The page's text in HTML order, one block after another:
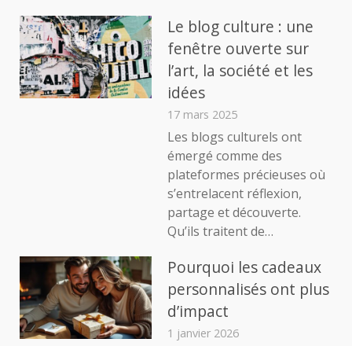
Le blog culture : une
fenêtre ouverte sur
l’art, la société et les
idées
17 mars 2025
Les blogs culturels ont
émergé comme des
plateformes précieuses où
s’entrelacent réflexion,
partage et découverte.
Qu’ils traitent de…
Pourquoi les cadeaux
personnalisés ont plus
d’impact
1 janvier 2026